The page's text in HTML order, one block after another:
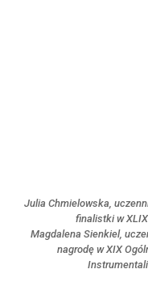
Julia Chmielowska,
finalistki w
Magdalena Sienkiel,
nagrodę w XIX